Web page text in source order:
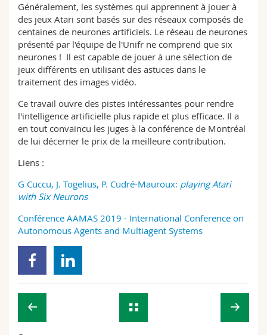
Généralement, les systèmes qui apprennent à jouer à
des jeux Atari sont basés sur des réseaux composés de
centaines de neurones artificiels. Le réseau de neurones
présenté par l'équipe de l'Unifr ne comprend que six
neurones ! Il est capable de jouer à une sélection de
jeux différents en utilisant des astuces dans le
traitement des images vidéo.
Ce travail ouvre des pistes intéressantes pour rendre
l'intelligence artificielle plus rapide et plus efficace. Il a
en tout convaincu les juges à la conférence de Montréal
de lui décerner le prix de la meilleure contribution.
Liens :
G Cuccu, J. Togelius, P. Cudré-Mauroux: playing Atari
with Six Neurons
Conférence AAMAS 2019 - International Conference on
Autonomous Agents and Multiagent Systems